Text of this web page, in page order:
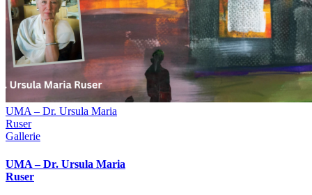
UMA – Dr. Ursula Maria
Ruser
Gallerie
UMA – Dr. Ursula Maria
Ruser